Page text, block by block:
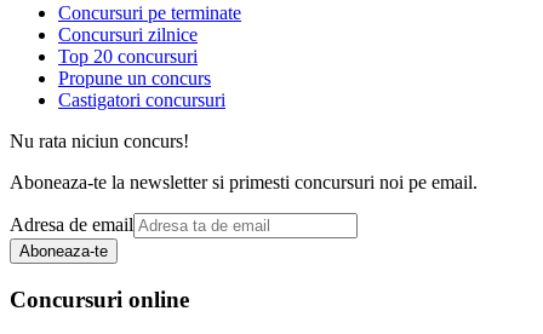
Concursuri pe terminate
Concursuri zilnice
Top 20 concursuri
Propune un concurs
Castigatori concursuri
Nu rata niciun concurs!
Aboneaza-te la newsletter si primesti concursuri noi pe email.
Adresa de email
Aboneaza-te
Concursuri online